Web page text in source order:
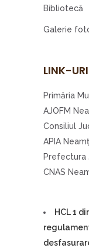
Bibliotecă
Galerie
LINK-
Primăria
AJOFM
Consiliul
APIA Neamţ
Prefectura
CNAS
HCL 1